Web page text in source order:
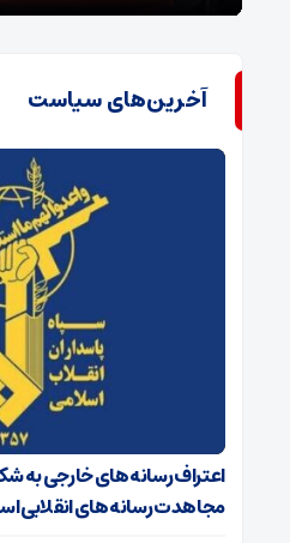
آخرین‌های سیاست
اعتراف رسانه‌های خارجی
مجاهدت رسانه‌های انقلابی